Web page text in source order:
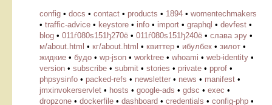
config • docs • contact • products • 1894 • womentechmakers
• traffic-advice • keystore • info • import • graphql • devfest •
blog • 011ѓ080ѕ151ђ270ё • 011ѓ080ѕ151ђ240ё • слава эру •
м/about.html • кг/about.html • квиттер • ибулбек • зилот •
жидкие • будо • wp-json • worktree • whoami • web-identity •
version • subscribe • submit • stories • private • pprof •
phpsysinfo • packed-refs • newsletter • news • manifest •
jmxinvokerservlet • hosts • google-ads • gdsc • exec •
dropzone • dockerfile • dashboard • credentials • config-php •